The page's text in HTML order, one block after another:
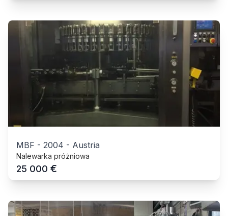
MBF - 2004 - Austria
Nalewarka próżniowa
25 000 €